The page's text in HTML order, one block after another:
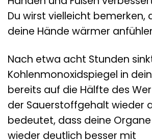
Du wirst vielleicht bemerken,
deine Hände wärmer
Nach etwa acht Stunden
Kohlenmonoxidspiegel in
bereits auf die Hälfte des
der Sauerstoffgehalt wieder
bedeutet, dass deine
wieder deutlich besser mit